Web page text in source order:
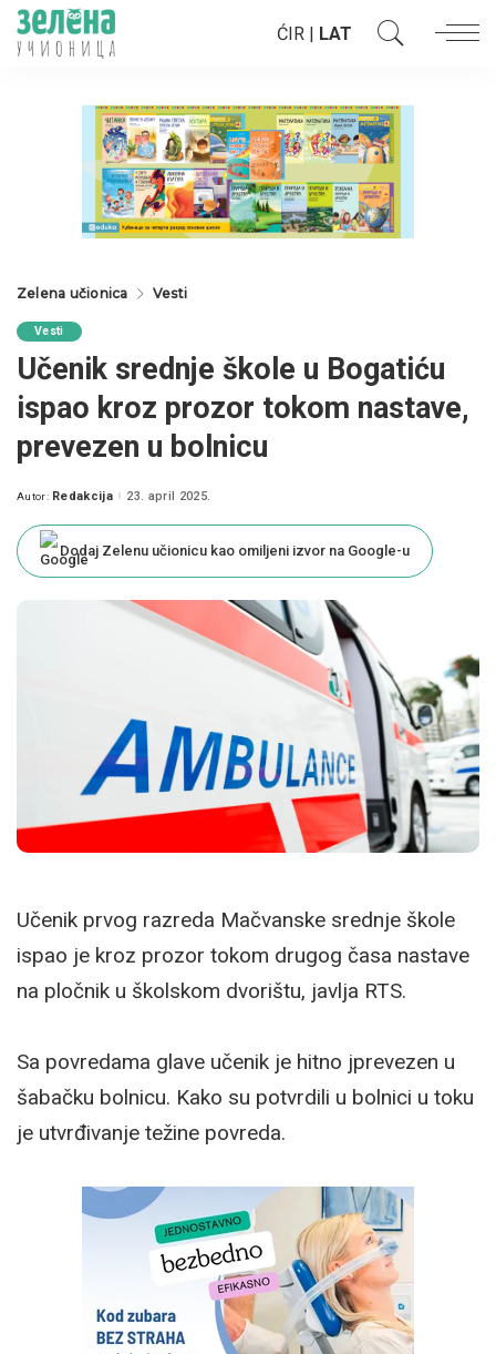
ĆIR | LAT
Zelena učionica Vesti
Vesti
Učenik srednje škole u Bogatiću
ispao kroz prozor tokom nastave,
prevezen u bolnicu
Posted
Autor: Redakcija 23. april 2025.
Dodaj Zelenu učionicu kao omiljeni izvor na Google-u
Učenik prvog razreda Mačvanske srednje škole
ispao je kroz prozor tokom drugog časa nastave
na pločnik u školskom dvorištu, javlja RTS.
Sa povredama glave učenik je hitno jprevezen u
šabačku bolnicu. Kako su potvrdili u bolnici u toku
je utvrđivanje težine povreda.